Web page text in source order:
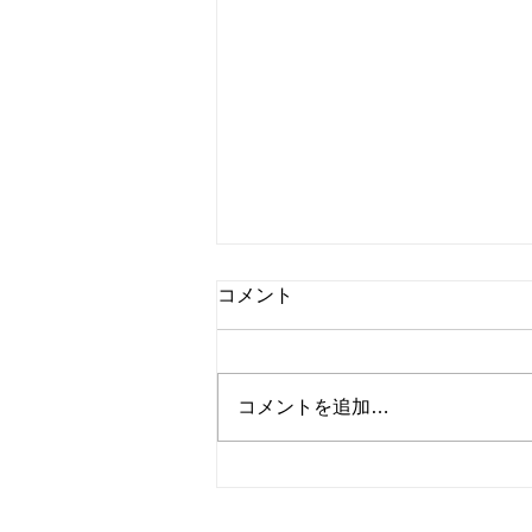
コメント
コメントを追加…